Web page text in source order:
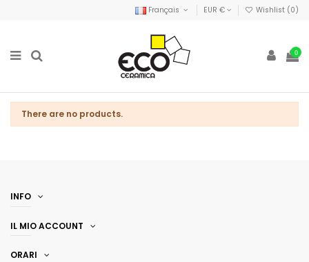
Français EUR € Wishlist (0)
0
There are no products.
INFO
IL MIO ACCOUNT
ORARI